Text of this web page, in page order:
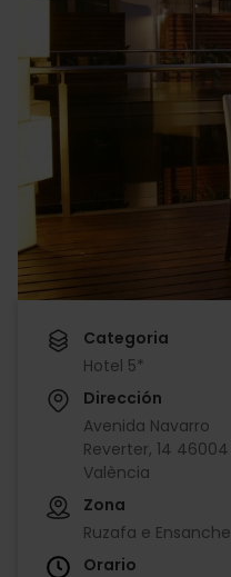
Categoria
Hotel 5*
Dirección
Avenida Navarro
Reverter, 14 46004
València
Zona
Ruzafa e Ensanche
Orario